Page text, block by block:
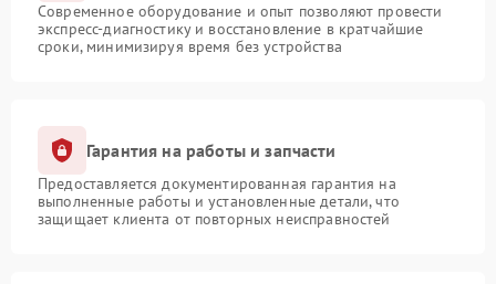
Современное оборудование и опыт позволяют провести
экспресс-диагностику и восстановление в кратчайшие
сроки, минимизируя время без устройства
Гарантия на работы и запчасти
Предоставляется документированная гарантия на
выполненные работы и установленные детали, что
защищает клиента от повторных неисправностей